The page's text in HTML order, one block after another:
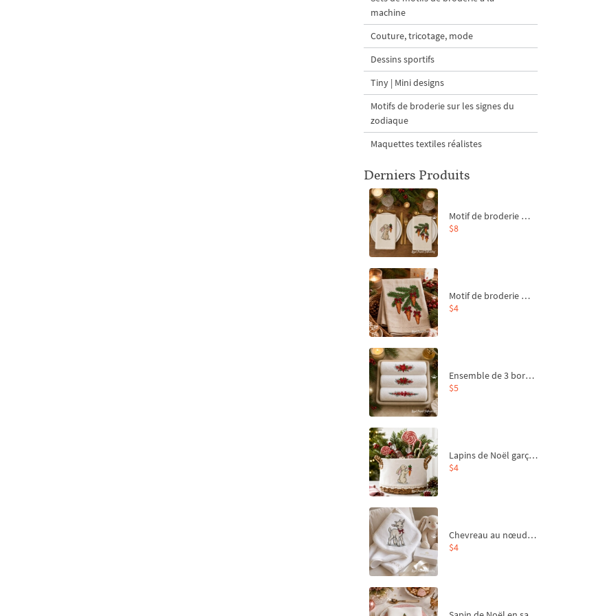
machine
Couture, tricotage, mode
Dessins sportifs
Tiny | Mini designs
Motifs de broderie sur les signes du
zodiaque
Maquettes textiles réalistes
Derniers Produits
Motif de broderie machine Branche de sapin et carottes - 4 tailles
$8
Motif de broderie machine Branche de sapin et carottes - 4 tailles
$4
Ensemble de 3 bordures de Noël pour broderie machine
$5
Lapins de Noël garçon et fille - 4 tailles
$4
Chevreau au nœud rouge – broderie machine, 4 tailles
$4